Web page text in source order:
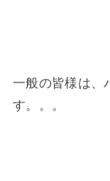
一般の皆様は、
す。。。